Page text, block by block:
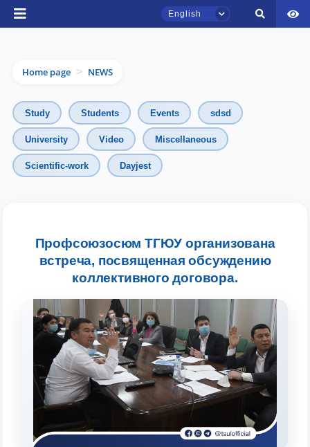
English
Home page > NEWS
Study Students Events sdsd
University Video Miscellaneous
Scientific-work Dayjest
Профсоюзосюм ТГЮУ организована
встреча, посвященная обсуждению
коллективного договора.
TSUL Admissions Chat
Leave your admissions-related
Choose a topic — specific questions
will appear:
1. Documents (bachelor) (5) 2. Documents (masters) (4)
3. Interview (bachelor) (8) 4. Interview (masters) (5)
5. Tuition fee (2) 6. Online application (16)